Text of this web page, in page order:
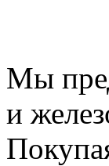
Мы
и